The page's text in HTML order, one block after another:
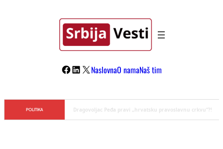
Facebook
LinkedIn
X NaslovnaO namaNaš tim
POLITIKA Đilas/Šolak propaganda uspela u dehumanizaciji Vučića